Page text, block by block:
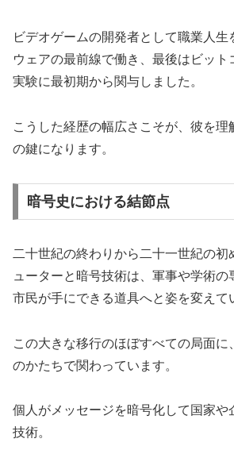
ビデオゲームの開発者として職業人生
ウェアの最前線で働き、最後はビット
実験に最初期から関与しました。
こうした経歴の幅広さこそが、彼を理
の鍵になります。
暗号史における結節点
二十世紀の終わりから二十一世紀の初
ューターと暗号技術は、軍事や学術
市民が手にできる道具へと姿を変えて
この大きな移行のほぼすべての局面に
のかたちで関わっています。
個人がメッセージを暗号化して国家や
技術。